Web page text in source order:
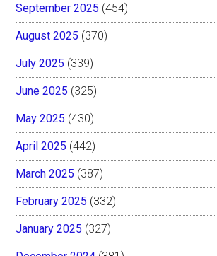
September 2025 (454)
August 2025 (370)
July 2025 (339)
June 2025 (325)
May 2025 (430)
April 2025 (442)
March 2025 (387)
February 2025 (332)
January 2025 (327)